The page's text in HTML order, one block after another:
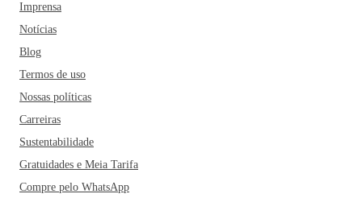
Imprensa
Notícias
Blog
Termos de uso
Nossas políticas
Carreiras
Sustentabilidade
Gratuidades e Meia Tarifa
Compre pelo WhatsApp